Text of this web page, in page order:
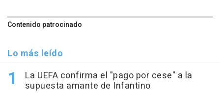
Contenido patrocinado
Lo más leído
La UEFA confirma el "pago por cese" a la
supuesta amante de Infantino